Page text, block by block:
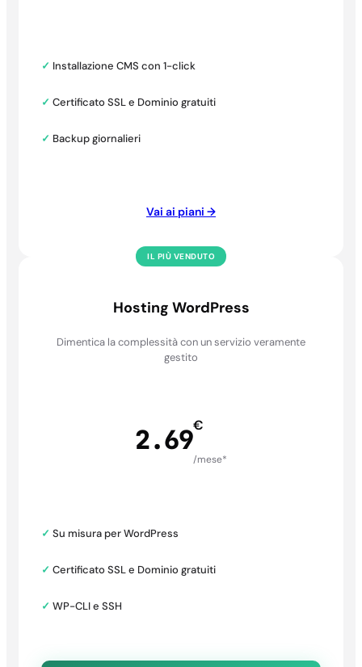
✓ Installazione CMS con 1-click
✓ Certificato SSL e Dominio gratuiti
✓ Backup giornalieri
Vai ai piani →
IL PIÙ VENDUTO
Hosting WordPress
Dimentica la complessità con un servizio veramente
gestito
2.69€
/mese*
✓ Su misura per WordPress
✓ Certificato SSL e Dominio gratuiti
✓ WP-CLI e SSH